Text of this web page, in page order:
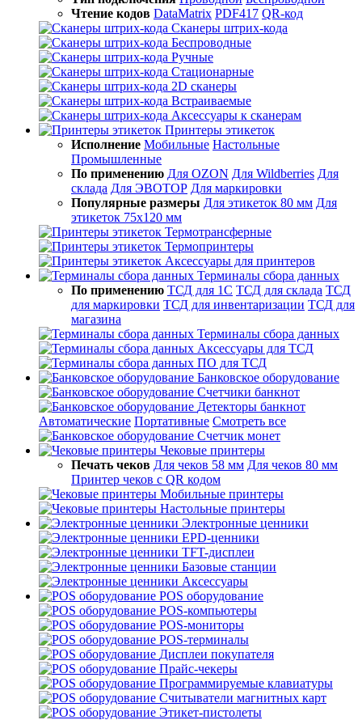
Чтение кодов DataMatrix PDF417 QR-код
Сканеры штрих-кода
Беспроводные
Ручные
Стационарные
2D сканеры
Встраиваемые
Аксессуары к сканерам
Принтеры этикеток
Исполнение Мобильные Настольные
Промышленные
По применению Для OZON Для Wildberries Для
склада Для ЭВОТОР Для маркировки
Популярные размеры Для этикеток 80 мм Для
этикеток 75х120 мм
Термотрансферные
Термопринтеры
Аксессуары для принтеров
Терминалы сбора данных
По применению ТСД для 1С ТСД для склада ТСД
для маркировки ТСД для инвентаризации ТСД для
магазина
Терминалы сбора данных
Аксессуары для ТСД
ПО для ТСД
Банковское оборудование
Счетчики банкнот
Детекторы банкнот
Автоматические Портативные Смотреть все
Счетчик монет
Чековые принтеры
Печать чеков Для чеков 58 мм Для чеков 80 мм
Принтер чеков с QR кодом
Мобильные принтеры
Настольные принтеры
Электронные ценники
EPD-ценники
TFT-дисплеи
Базовые станции
Аксессуары
POS оборудование
POS-компьютеры
POS-мониторы
POS-терминалы
Дисплеи покупателя
Прайс-чекеры
Программируемые клавиатуры
Считыватели магнитных карт
Этикет-пистолеты